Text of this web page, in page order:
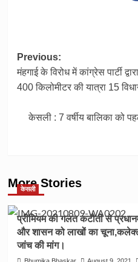
Post
navigation
Previous:
मंहगाई के विरोध में कांग्रेस पार्टी
400 किलोमीटर की यात्रा 15
केसली : 7 वर्षीय बालिका को
More Stories
केसली
प्रीमियम की गलत कटौती से
और शासन को लाखों का
जांच की मांग।